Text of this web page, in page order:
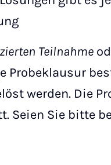
Teilnahme
Probeklausur
werden. Die
Seien Sie bitte